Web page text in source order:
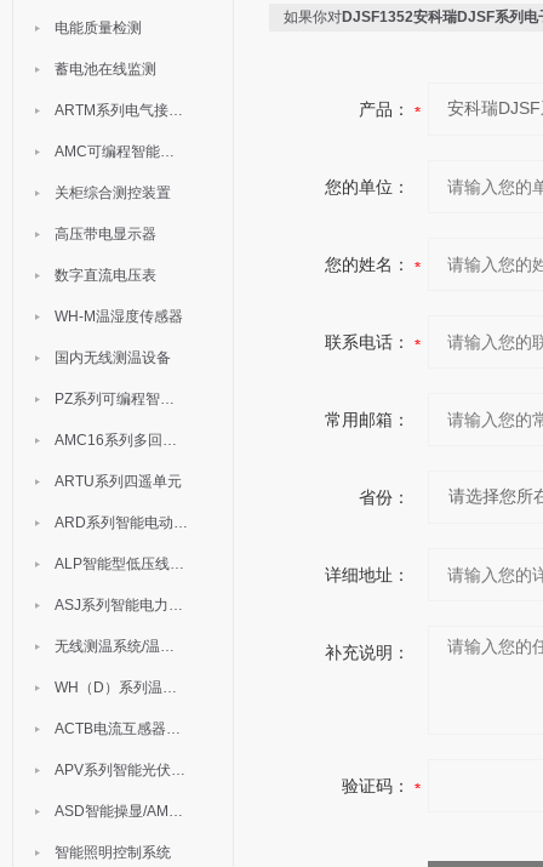
电能质量检测
蓄电池在线监测
ARTM系列电气接点测温装置
AMC可编程智能电测表
关柜综合测控装置
高压带电显示器
数字直流电压表
WH-M温湿度传感器
国内无线测温设备
PZ系列可编程智能表
AMC16系列多回路监控装置
ARTU系列四遥单元
ARD系列智能电动机保护器
ALP智能型低压线路保护装置
ASJ系列智能电力继电器
无线测温系统/温度巡检
WH（D）系列温湿度控制器
ACTB电流互感器过电压保护器
APV系列智能光伏汇流箱
ASD智能操显/AM中压保护
智能照明控制系统
如果你对DJSF1352安科瑞DJSF系列电
产品：
您的单位：
您的姓名：
联系电话：
常用邮箱：
省份：
详细地址：
补充说明：
验证码：